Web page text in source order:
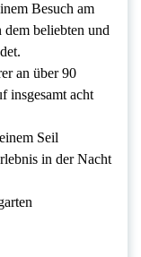
Besuch am
beliebten und
an über 90
insgesamt acht
Seil
in der Nacht